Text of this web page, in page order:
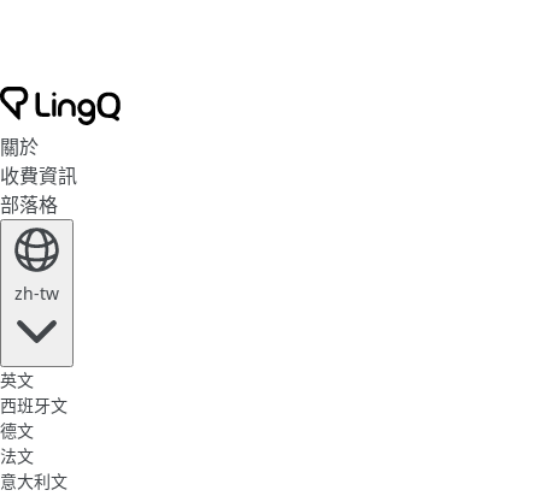
關於
收費資訊
部落格
zh-tw
英文
西班牙文
德文
法文
意大利文